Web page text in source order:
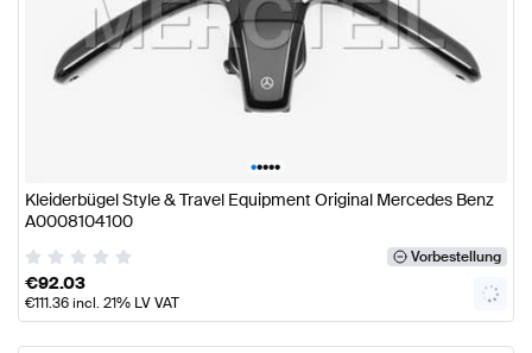
•••••
Kleiderbügel Style & Travel Equipment Original Mercedes Benz
A0008104100
Vorbestellung
€92.03
€111.36incl. 21% LV VAT